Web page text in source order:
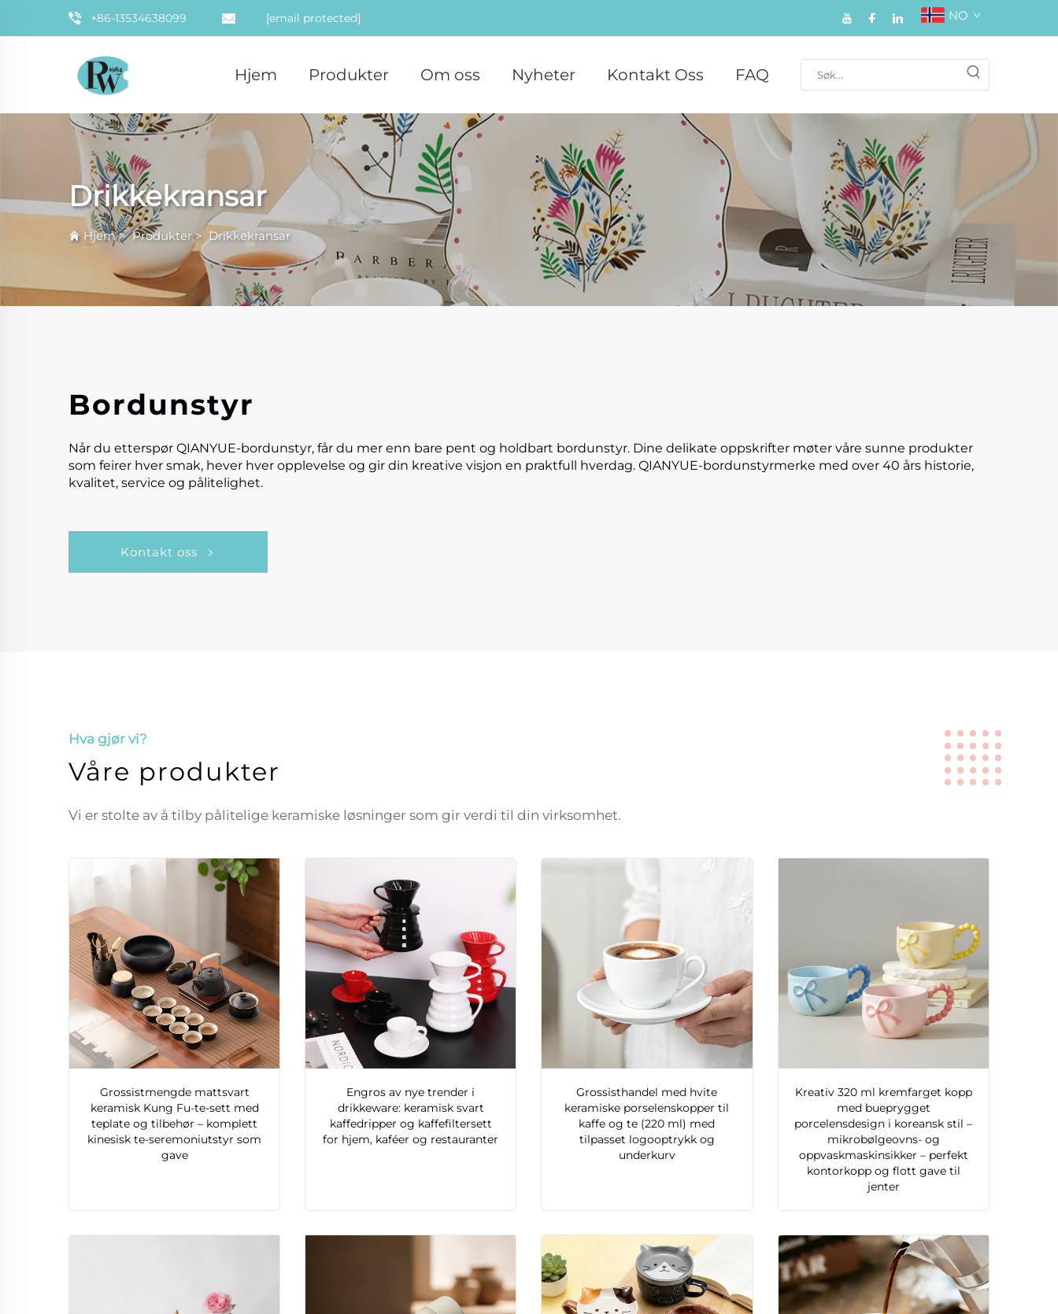
+86-13534638099 [email protected] NO
Hjem Produkter Om oss Nyheter Kontakt Oss FAQ
Drikkekransar
Hjem>Produkter>Drikkekransar
Bordunstyr
Når du etterspør QIANYUE-bordunstyr, får du mer enn bare pent og holdbart bordunstyr. Dine delikate oppskrifter møter våre sunne produkter
som feirer hver smak, hever hver opplevelse og gir din kreative visjon en praktfull hverdag. QIANYUE-bordunstyrmerke med over 40 års historie,
kvalitet, service og pålitelighet.
Kontakt oss
Hva gjør vi?
Våre produkter
Vi er stolte av å tilby pålitelige keramiske løsninger som gir verdi til din virksomhet.
Grossistmengde mattsvart
keramisk Kung Fu-te-sett med
teplate og tilbehør – komplett
kinesisk te-seremoniutstyr som
gave
Engros av nye trender i
drikkeware: keramisk svart
kaffedripper og kaffefiltersett
for hjem, kaféer og restauranter
Grossisthandel med hvite
keramiske porselenskopper til
kaffe og te (220 ml) med
tilpasset logooptrykk og
underkurv
Kreativ 320 ml kremfarget kopp
med bueprygget
porcelensdesign i koreansk stil –
mikrobølgeovns- og
oppvaskmaskinsikker – perfekt
kontorkopp og flott gave til
jenter